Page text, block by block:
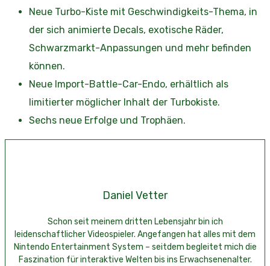
Neue Turbo-Kiste mit Geschwindigkeits-Thema, in
der sich animierte Decals, exotische Räder,
Schwarzmarkt-Anpassungen und mehr befinden
können.
Neue Import-Battle-Car-Endo, erhältlich als
limitierter möglicher Inhalt der Turbokiste.
Sechs neue Erfolge und Trophäen.
Daniel Vetter
Schon seit meinem dritten Lebensjahr bin ich
leidenschaftlicher Videospieler. Angefangen hat alles mit dem
Nintendo Entertainment System – seitdem begleitet mich die
Faszination für interaktive Welten bis ins Erwachsenenalter.